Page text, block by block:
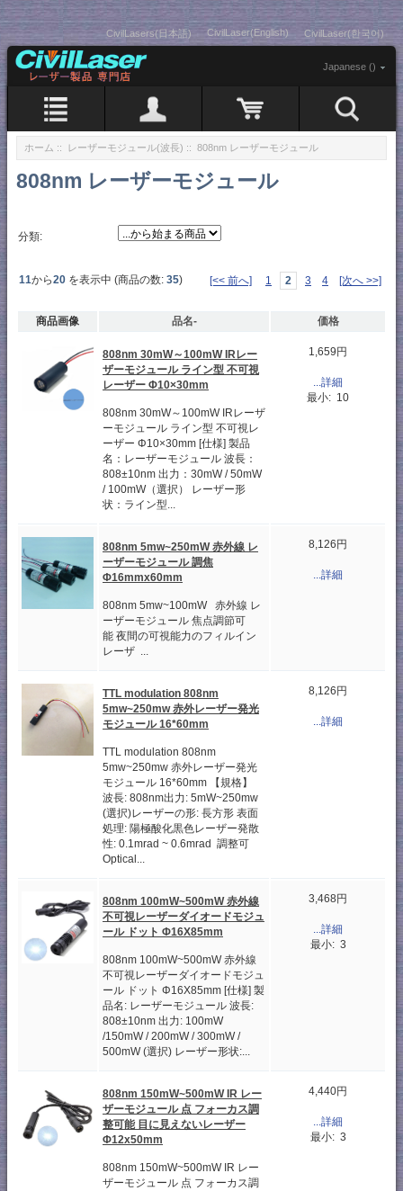
CivilLasers(日本語) CivilLaser(English) CivilLaser(한국어)
Japanese ()
ホーム :: レーザーモジュール(波長) :: 808nm レーザーモジュール
808nm レーザーモジュール
分類:
11から20 を表示中 (商品の数: 35) [<< 前へ] 1 2 3 4 [次へ >>]
商品画像 品名- 価格
808nm 30mW～100mW IRレー
ザーモジュール ライン型 不可視
レーザー Φ10×30mm
808nm 30mW～100mW IRレーザ
ーモジュール ライン型 不可視レ
ーザー Φ10×30mm [仕様] 製品
名：レーザーモジュール 波長：
808±10nm 出力：30mW / 50mW
/ 100mW（選択） レーザー形
状：ライン型...
1,659円
...詳細
最小: 10
808nm 5mw~250mW 赤外線 レ
ーザーモジュール 調焦
Φ16mmx60mm
808nm 5mw~100mW 赤外線 レ
ーザーモジュール 焦点調節可
能 夜間の可視能力のフィルイン
レーザ ...
8,126円
...詳細
TTL modulation 808nm
5mw~250mw 赤外レーザー発光
モジュール 16*60mm
TTL modulation 808nm
5mw~250mw 赤外レーザー発光
モジュール 16*60mm 【規格】
波長: 808nm出力: 5mW~250mw
(選択)レーザーの形: 長方形 表面
処理: 陽極酸化黒色レーザー発散
性: 0.1mrad ~ 0.6mrad 調整可
Optical...
8,126円
...詳細
808nm 100mW~500mW 赤外線
不可視レーザーダイオードモジュ
ール ドット Φ16X85mm
808nm 100mW~500mW 赤外線
不可視レーザーダイオードモジュ
ール ドット Φ16X85mm [仕様] 製
品名: レーザーモジュール 波長:
808±10nm 出力: 100mW
/150mW / 200mW / 300mW /
500mW (選択) レーザー形状:...
3,468円
...詳細
最小: 3
808nm 150mW~500mW IR レー
ザーモジュール 点 フォーカス調
整可能 目に見えないレーザー
Φ12x50mm
808nm 150mW~500mW IR レー
ザーモジュール 点 フォーカス調
4,440円
...詳細
最小: 3